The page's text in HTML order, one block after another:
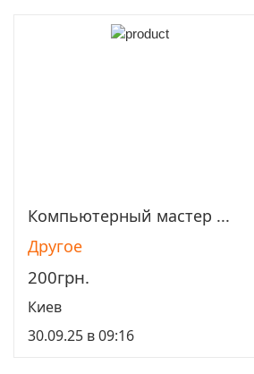
Просмотреть
Компьютерный мастер ...
Другое
200грн.
Киев
30.09.25 в 09:16